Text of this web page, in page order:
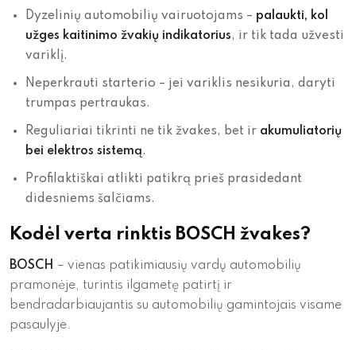
Dyzelinių automobilių vairuotojams – palaukti, kol
užges kaitinimo žvakių indikatorius, ir tik tada užvesti
variklį.
Neperkrauti starterio – jei variklis nesikuria, daryti
trumpas pertraukas.
Reguliariai tikrinti ne tik žvakes, bet ir akumuliatorių
bei elektros sistemą.
Profilaktiškai atlikti patikrą prieš prasidedant
didesniems šalčiams.
Kodėl verta rinktis BOSCH žvakes?
BOSCH – vienas patikimiausių vardų automobilių
pramonėje, turintis ilgametę patirtį ir
bendradarbiaujantis su automobilių gamintojais visame
pasaulyje.